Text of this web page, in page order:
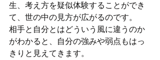
生、考え方を疑似体験することができ
て、世の中の見方が広がるのです。
相手と自分とはどういう風に違うのか
がわかると、自分の強みや弱点もはっ
きりと見えてきます。